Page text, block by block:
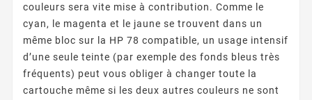
couleurs sera vite mise à contribution. Comme le
cyan, le magenta et le jaune se trouvent dans un
même bloc sur la HP 78 compatible, un usage intensif
d’une seule teinte (par exemple des fonds bleus très
fréquents) peut vous obliger à changer toute la
cartouche même si les deux autres couleurs ne sont